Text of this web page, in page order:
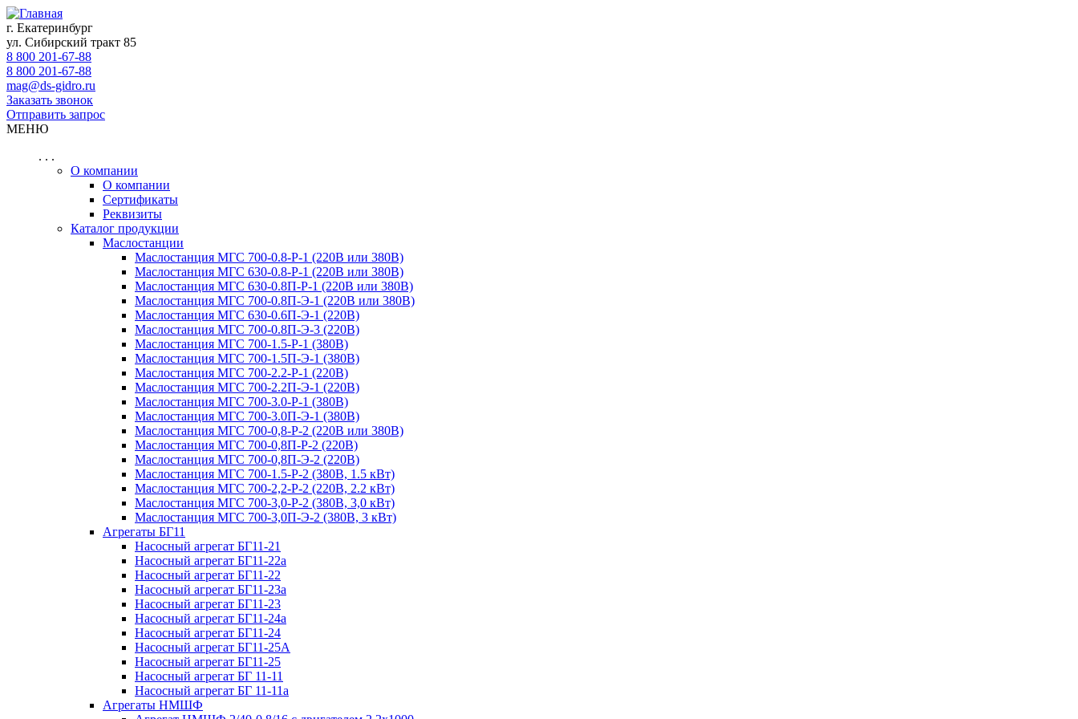
г. Екатеринбург
ул. Сибирский тракт 85
8 800 201-67-88
8 800 201-67-88
mag@ds-gidro.ru
Заказать звонок
Отправить запрос
МЕНЮ
. . .
О компании
О компании
Сертификаты
Реквизиты
Каталог продукции
Маслостанции
Маслостанция МГС 700-0.8-Р-1 (220В или 380В)
Маслостанция МГС 630-0.8-Р-1 (220В или 380В)
Маслостанция МГС 630-0.8П-Р-1 (220В или 380В)
Маслостанция МГС 700-0.8П-Э-1 (220В или 380В)
Маслостанция МГС 630-0.6П-Э-1 (220В)
Маслостанция МГС 700-0.8П-Э-3 (220В)
Маслостанция МГС 700-1.5-Р-1 (380В)
Маслостанция МГС 700-1.5П-Э-1 (380В)
Маслостанция МГС 700-2.2-Р-1 (220В)
Маслостанция МГС 700-2.2П-Э-1 (220В)
Маслостанция МГС 700-3.0-Р-1 (380В)
Маслостанция МГС 700-3.0П-Э-1 (380В)
Маслостанция МГС 700-0,8-Р-2 (220В или 380В)
Маслостанция МГС 700-0,8П-Р-2 (220В)
Маслостанция МГС 700-0,8П-Э-2 (220В)
Маслостанция МГС 700-1.5-Р-2 (380В, 1.5 кВт)
Маслостанция МГС 700-2,2-Р-2 (220В, 2.2 кВт)
Маслостанция МГС 700-3,0-Р-2 (380В, 3,0 кВт)
Маслостанция МГС 700-3,0П-Э-2 (380В, 3 кВт)
Агрегаты БГ11
Насосный агрегат БГ11-21
Насосный агрегат БГ11-22а
Насосный агрегат БГ11-22
Насосный агрегат БГ11-23а
Насосный агрегат БГ11-23
Насосный агрегат БГ11-24а
Насосный агрегат БГ11-24
Насосный агрегат БГ11-25А
Насосный агрегат БГ11-25
Насосный агрегат БГ 11-11
Насосный агрегат БГ 11-11а
Агрегаты НМШФ